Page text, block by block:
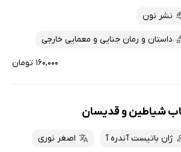
نشر نون
داستان و رمان جنایی و معمایی خارجی
۱۶۰,۰۰۰ تومان
شیاطین و قدیسان
ژان باتیست آندره آ اصغر نوری